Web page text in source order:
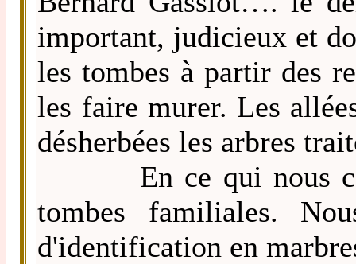
important, judicieux et
les tombes à partir des
les faire murer. Les
désherbées les arbres
En ce qui nous
tombes familiales.
d'identification en